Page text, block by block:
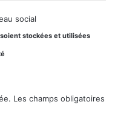
social
stockées et utilisées
Les champs obligatoires